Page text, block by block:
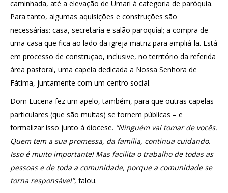
caminhada, até a elevação de Umari à categoria de paróquia.
Para tanto, algumas aquisições e construções são
necessárias: casa, secretaria e salão paroquial; a compra de
uma casa que fica ao lado da igreja matriz para ampliá-la. Está
em processo de construção, inclusive, no território da referida
área pastoral, uma capela dedicada a Nossa Senhora de
Fátima, juntamente com um centro social.
Dom Lucena fez um apelo, também, para que outras capelas
particulares (que são muitas) se tornem públicas – e
formalizar isso junto à diocese. “Ninguém vai tomar de vocês.
Quem tem a sua promessa, da família, continua cuidando.
Isso é muito importante! Mas facilita o trabalho de todas as
pessoas e de toda a comunidade, porque a comunidade se
torna responsável”, falou.